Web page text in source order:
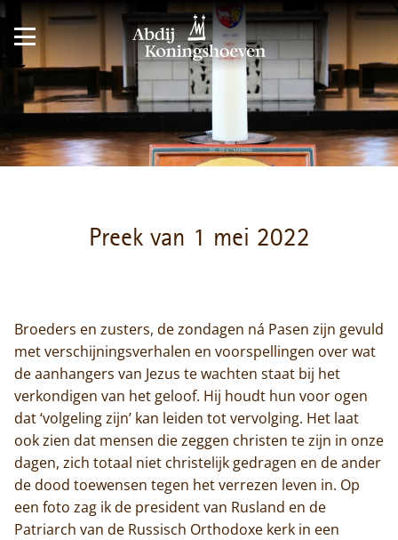
Preek van 1 mei 2022
Broeders en zusters, de zondagen ná Pasen zijn gevuld
met verschijningsverhalen en voorspellingen over wat
de aanhangers van Jezus te wachten staat bij het
verkondigen van het geloof. Hij houdt hun voor ogen
dat ‘volgeling zijn’ kan leiden tot vervolging. Het laat
ook zien dat mensen die zeggen christen te zijn in onze
dagen, zich totaal niet christelijk gedragen en de ander
de dood toewensen tegen het verrezen leven in. Op
een foto zag ik de president van Rusland en de
Patriarch van de Russisch Orthodoxe kerk in een